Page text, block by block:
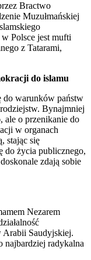
Bractwo
Muzułmańskiej
Polsce jest mufti
z Tatarami,
do islamu
do warunków państw
Bynajmniej
ale o przenikanie do
w organach
stając się
do życia publicznego,
zdają sobie
Nezarem
Arabii Saudyjskiej.
najbardziej radykalna